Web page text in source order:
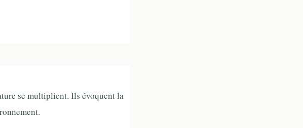
se multiplient. Ils évoquent la